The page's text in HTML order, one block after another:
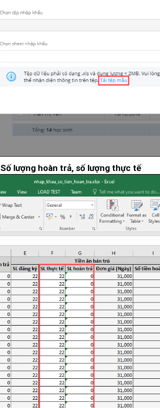
Số lượng hoàn trả, số lượng thực tế